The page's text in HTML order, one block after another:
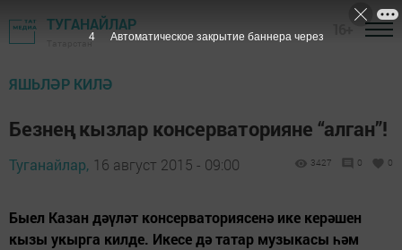
ТУГАНАЙЛАР
ЯШЬЛӘР КИЛӘ
Безнең кызлар консерваторияне “алган”!
Туганайлар, 16 август 2015 - 09:00 3427 0 0
Быел Казан дәүләт консерваториясенә ике керәшен
кызы укырга килде. Икесе дә татар музыкасы һәм
3 Автоматическое закрытие баннера через